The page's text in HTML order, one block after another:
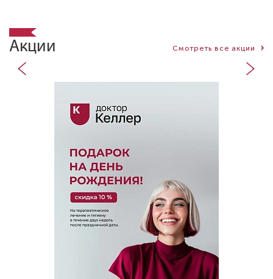
Акции Смотреть все акции